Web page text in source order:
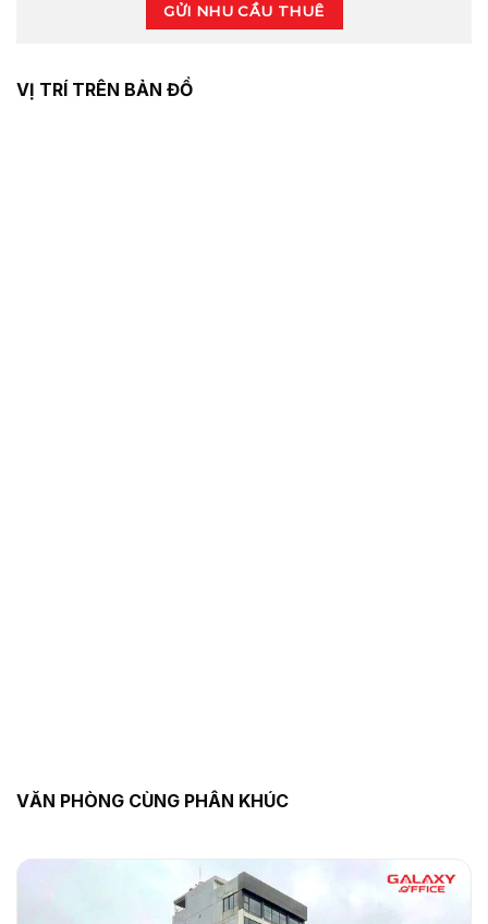
GỬI NHU CẦU THUÊ
VỊ TRÍ TRÊN BẢN ĐỒ
VĂN PHÒNG CÙNG PHÂN KHÚC